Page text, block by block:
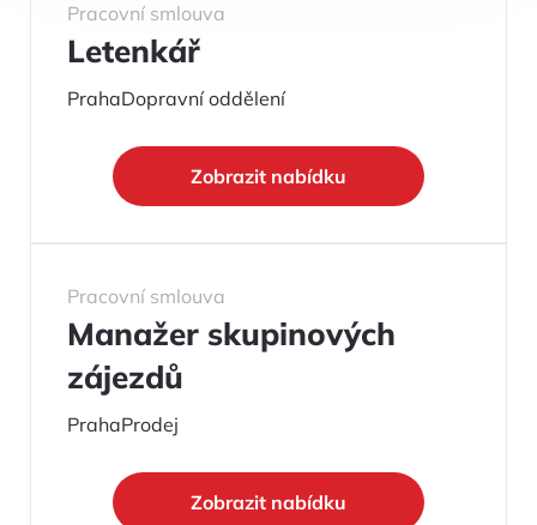
Pracovní smlouva
Letenkář
PrahaDopravní oddělení
Zobrazit nabídku
Pracovní smlouva
Manažer skupinových
zájezdů
PrahaProdej
Zobrazit nabídku